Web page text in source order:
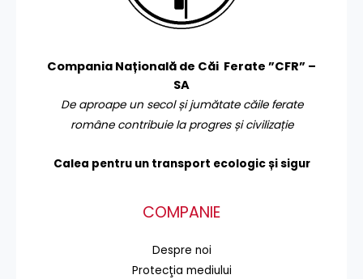
Compania Națională de Căi Ferate ”CFR” –
SA
De aproape un secol și jumătate căile ferate
române contribuie la progres și civilizație
Calea pentru un transport ecologic și sigur
COMPANIE
Despre noi
Protecţia mediului